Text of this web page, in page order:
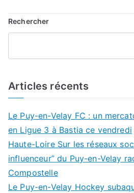
Rechercher
Articles récents
Le Puy-en-Velay FC : un
en Ligue 3 à Bastia ce vendredi
Haute-Loire Sur les réseaux
influenceur” du Puy-en-Velay
Compostelle
Le Puy-en-Velay Hockey